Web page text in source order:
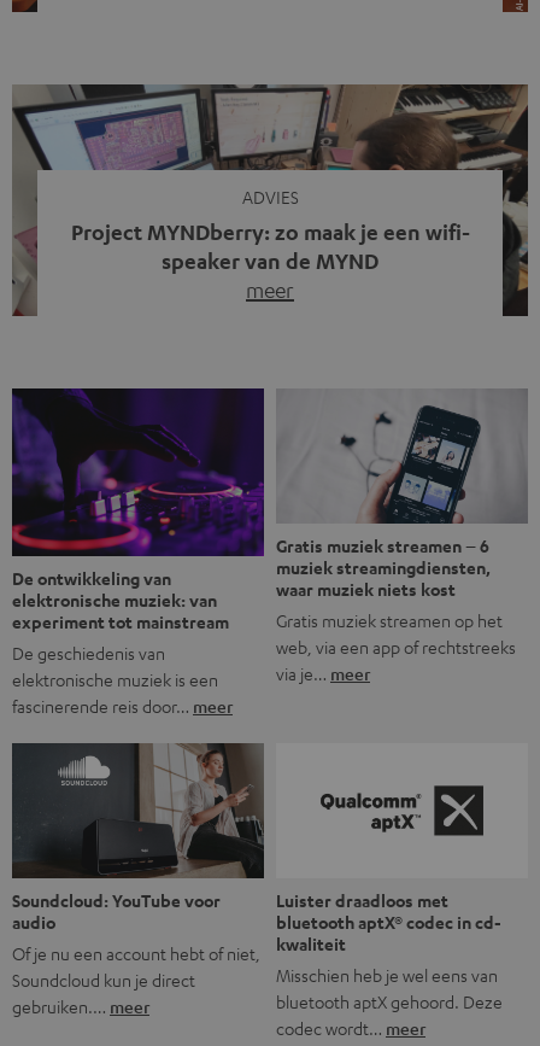
tegenwoordig iets opvallends. Op straat, in de trein en
zelfs tijdens videogesprekken dragen steeds meer
mensen weer oordopjes met een kabel. De angst voor
kabels is niet verdwenen. Maar wat op het eerste […]
ADVIES
Project MYNDberry: zo maak je een wifi-
speaker van de MYND
meer
verder ontwikkelt. In vele uren na werktijd heeft het
team samen gewerkt om de MYND uit te breiden met de
mogelijkheid om via wifi te streamen. […]
De ontwikkeling van
elektronische muziek: van
experiment tot mainstream
De geschiedenis van
elektronische muziek is een
fascinerende reis door… meer
Gratis muziek streamen – 6
muziek streamingdiensten,
waar muziek niets kost
Gratis muziek streamen op het
web, via een app of rechtstreeks
via je… meer
Soundcloud: YouTube voor
audio
Of je nu een account hebt of niet,
Soundcloud kun je direct
gebruiken.… meer
Luister draadloos met
bluetooth aptX® codec in cd-
kwaliteit
Misschien heb je wel eens van
bluetooth aptX gehoord. Deze
codec wordt… meer